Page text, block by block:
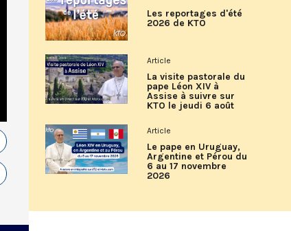
Les reportages d'été
2026 de KTO
Article
La visite pastorale du
pape Léon XIV à
Assise à suivre sur
KTO le jeudi 6 août
Article
Le pape en Uruguay,
Argentine et Pérou du
6 au 17 novembre
2026